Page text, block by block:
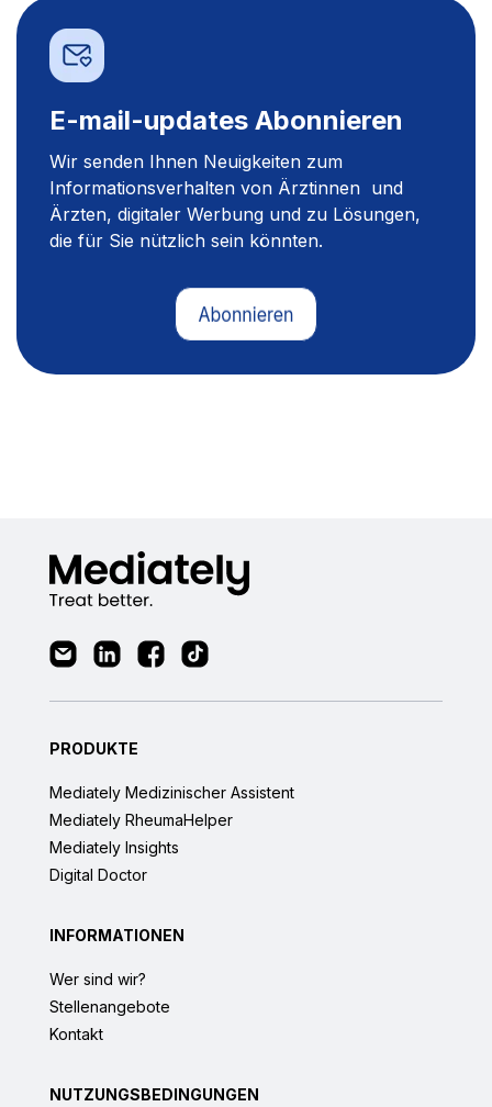
E-mail-updates Abonnieren
Wir senden Ihnen Neuigkeiten zum
Informationsverhalten von Ärztinnen und
Ärzten, digitaler Werbung und zu Lösungen,
die für Sie nützlich sein könnten.
PRODUKTE
Mediately Medizinischer Assistent
Mediately RheumaHelper
Mediately Insights
Digital Doctor
INFORMATIONEN
Wer sind wir?
Stellenangebote
Kontakt
NUTZUNGSBEDINGUNGEN